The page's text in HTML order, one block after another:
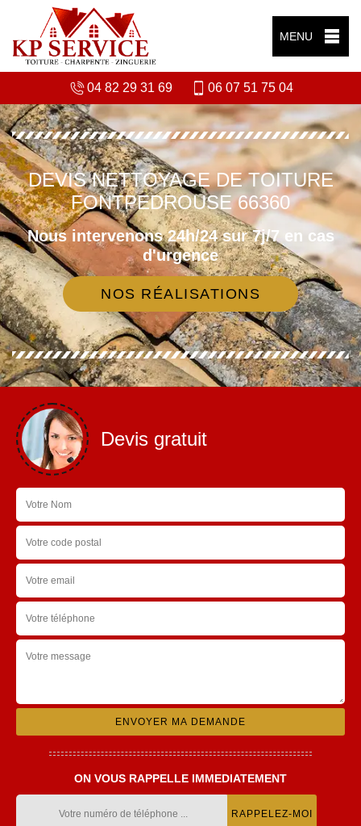
MENU
04 82 29 31 69 06 07 51 75 04
DEVIS NETTOYAGE DE TOITURE
FONTPEDROUSE 66360
Nous intervenons 24h/24 sur 7j/7 en cas
d'urgence
NOS RÉALISATIONS
Devis gratuit
ON VOUS RAPPELLE IMMEDIATEMENT